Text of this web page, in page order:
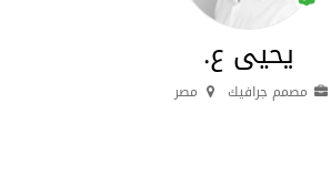
يحيى ع.
مصمم جرافيك مصر